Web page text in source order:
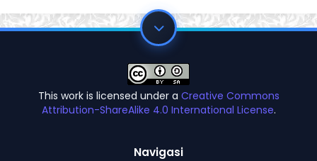
This work is licensed under a Creative Commons
Attribution-ShareAlike 4.0 International License.
Navigasi